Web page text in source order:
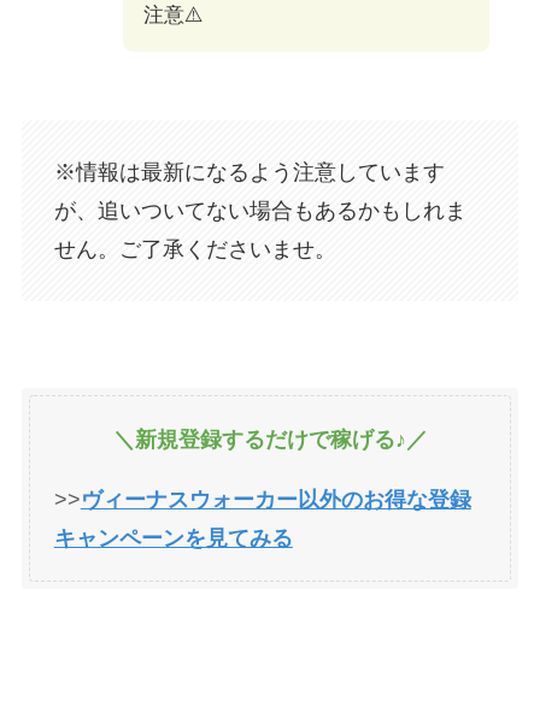
注意⚠️
※情報は最新になるよう注意しています
が、追いついてない場合もあるかもしれま
せん。ご了承くださいませ。
＼新規登録するだけで稼げる♪／
>>ヴィーナスウォーカー以外のお得な登録
キャンペーンを見てみる